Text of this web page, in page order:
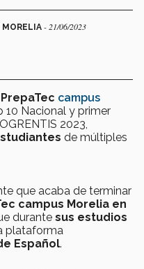
MORELIA - 21/06/2023
PrepaTec campus
10 Nacional y primer
2023,
de múltiples
que acaba de terminar
campus Morelia en
durante sus estudios
plataforma
Español.